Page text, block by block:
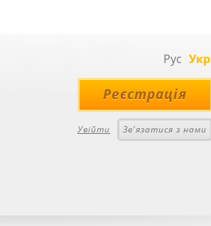
Рус Укр
Реєстрація
Увійти Зв'язатися з нами